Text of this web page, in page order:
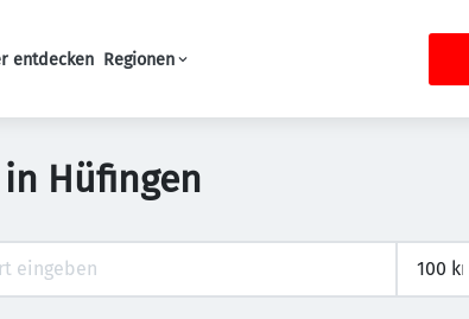
entdecken Regionen
Hüfingen